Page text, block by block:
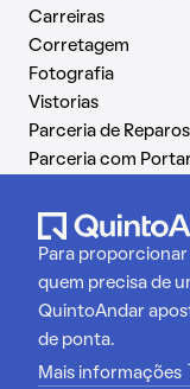
Carreiras
Corretagem
Fotografia
Vistorias
Parceria de Reparos
Parceria com
Para
quem precisa de
QuintoAndar
de ponta.
Mais informações